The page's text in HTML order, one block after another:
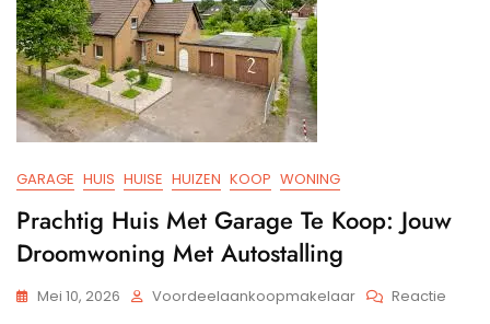
GARAGE HUIS HUISE HUIZEN KOOP WONING
Prachtig Huis Met Garage Te Koop: Jouw
Droomwoning Met Autostalling
Mei 10, 2026 Voordeelaankoopmakelaar Reactie